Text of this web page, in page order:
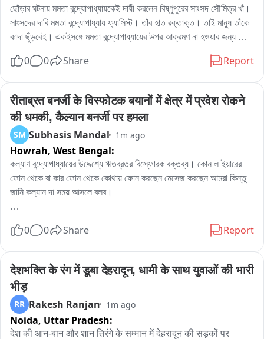
ছোঁড়ার ঘটনায় মমতা বন্দ্যোপাধ্যায়কেই দায়ী করলেন বিষ্ণুপুরের সাংসদ সৌমিত্র খাঁ।
সাংসদের দাবি মমতা বন্দ্যোপাধ্যায় ফ্যাসিস্ট। তাঁর হাত রক্তাক্ত। তাই মানুষ তাঁকে
কাদা ছুঁড়বেই। একইসঙ্গে মমতা বন্দ্যোপাধ্যায়ের উপর আক্রমণ না হওয়ার জন্য
0 0 Share Report
रीताब्रत बनर्जी के विस्फोटक बयानों में क्षेत्र में प्रवेश रोकने
की धमकी, कैल्यान बनर्जी पर हमला
SM Subhasis Mandal 1m ago
Howrah, West Bengal:
কল্যাণ বন্দ্যোপাধ্যায়ের উদ্দেশ্যে ঋতব্রতর বিস্ফোরক বক্তব্য। কোন ল ইয়ারের
ফোন থেকে বা কার ফোন থেকে কোথায় ফোন করছেন মেসেজ করছেন আমরা কিন্তু
জানি কল্যান দা সময় আসলে বলব।
না প্রতিক্রিয়া দিলেন ঋতব্রত বন্দ্যোপাধ্যায়।
মমতা পন্থী কল্যাণ বন্দ্যোপাধ্যায় বলেছিলেন ঋতব্রত এবং গাদ্দাররা কেউই এলাকায়
ঢুকতে পারছেন না এই পরিপ্রেক্ষিতে উলুবেড়িয়া পূর্বকেন্দ্রের বিধায়ক তথা বিরোধী
দলনেতা ঋতব্রত বন্দ্যোপাধ্যায় বলেন আমি বলে দিয়েছি উলুবেড়িয়ায় প্রতি সপ্তাহে
আসি আপনাকে জায়গা বলে দিয়েছি কখন আসি বলে দিয়েছি আপনারকে চা সিঙ্গাড়া
খাওয়াবো বলেছিলাম। গত সপ্তায় বলে দিয়েছিলাম এই নদীতে ভালো কাতলা মাছ ওঠে
প্রয়োজনে কাতলা মাছ দিয়ে কাঁচকলা দিয়ে পাতলা ঝোল খাওয়াবো পেটের প্রবলেম
0 0 Share Report
देशभक्ति के रंग में डूबा देहरादून, धामी के साथ युवाओं की भारी
भीड़
RR Rakesh Ranjan 1m ago
Noida, Uttar Pradesh:
देश की आन-बान और शान तिरंगे के सम्मान में देहरादून की सड़कों पर